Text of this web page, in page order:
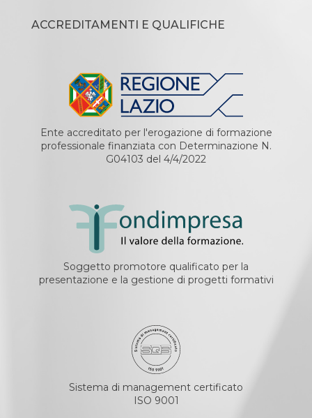
ACCREDITAMENTI E QUALIFICHE
Ente accreditato per l'erogazione di formazione
professionale finanziata con Determinazione N.
G04103 del 4/4/2022
Soggetto promotore qualificato per la
presentazione e la gestione di progetti formativi
Sistema di management certificato
ISO 9001